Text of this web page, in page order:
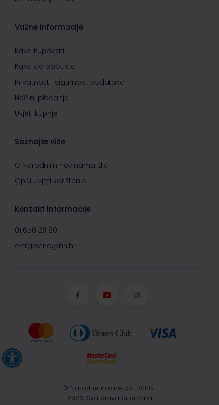
Važne informacije
Kako kupovati
Kako do popusta
Privatnost i sigurnost podataka
Načini plaćanja
Uvjeti kupnje
Saznajte više
O Narodnim novinama d.d.
Opći uvjeti korištenja
Kontakt informacije
01 650 28 80
e-trgovina@nn.hr
© Narodne novine d.d. 2008-
2026, Sva prava pridržana